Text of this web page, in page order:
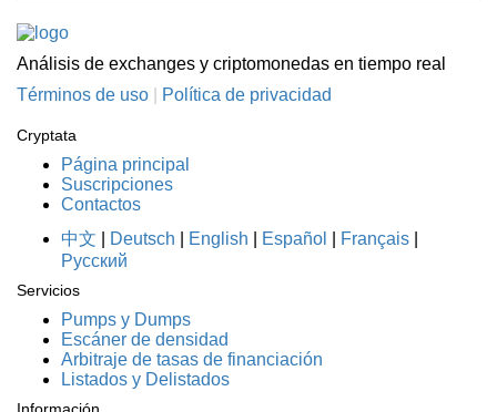
Análisis de exchanges y criptomonedas en tiempo real
Términos de uso
Política de privacidad
Cryptata
Página principal
Suscripciones
Contactos
中文
Deutsch English Español Français
Русский
Servicios
Pumps y Dumps
Escáner de densidad
Arbitraje de tasas de financiación
Listados y Delistados
Información